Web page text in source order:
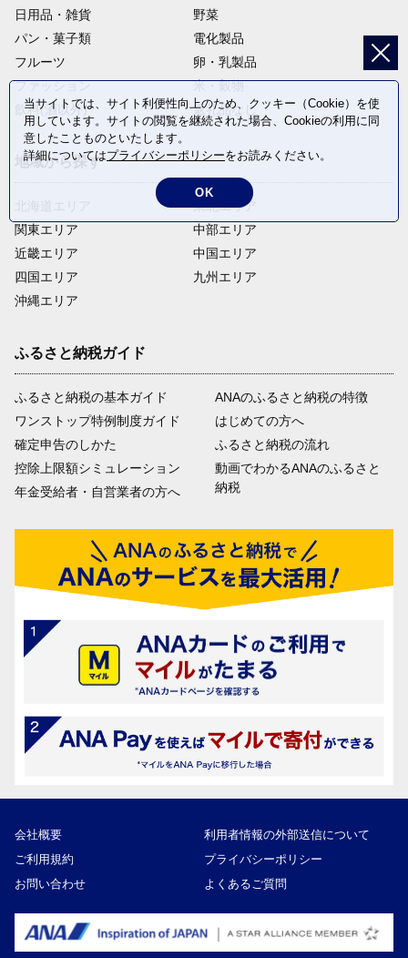
日用品・雑貨
野菜
パン・菓子類
電化製品
フルーツ
卵・乳製品
ファッション
米・穀物
飲料(酒以外)
返礼品なし
地域から探す
関東エリア
近畿エリア
四国エリア
沖縄エリア
東北エリア
中部エリア
中国エリア
九州エリア
ふるさと納税ガイド
ふるさと納税の基本ガイド
ワンストップ特例制度ガイド
確定申告のしかた
控除上限額シミュレーション
年金受給者・自営業者の方へ
ANAのふるさと納税の特徴
はじめての方へ
ふるさと納税の流れ
動画でわかるANAのふるさと
納税
会社概要
利用者情報の外部送信について
ご利用規約
プライバシーポリシー
お問い合わせ
よくあるご質問
当サイトでは、サイト利便性向上のため、クッキー（Cookie）を使
用しています。サイトの閲覧を継続された場合、Cookieの利用に同
意したことものといたします。
詳細についてはプライバシーポリシーをお読みください。
OK